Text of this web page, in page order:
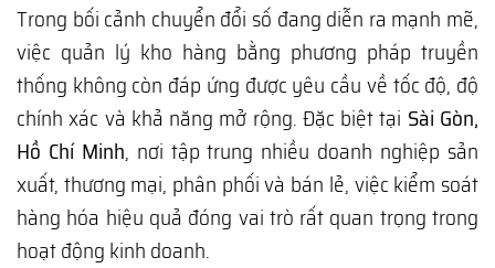
Trong bối cảnh chuyển đổi số đang diễn ra mạnh mẽ,
việc quản lý kho hàng bằng phương pháp truyền
thống không còn đáp ứng được yêu cầu về tốc độ, độ
chính xác và khả năng mở rộng. Đặc biệt tại Sài Gòn,
Hồ Chí Minh, nơi tập trung nhiều doanh nghiệp sản
xuất, thương mại, phân phối và bán lẻ, việc kiểm soát
hàng hóa hiệu quả đóng vai trò rất quan trọng trong
hoạt động kinh doanh.